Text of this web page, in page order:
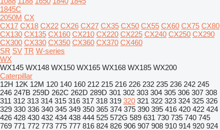
1845C
2050M CX
CX17 CX18 CX22 CX26 CX27 CX35 CX50 CX55 CX60 CX75 CX80
CX130 CX135 CX160 CX210 CX220 CX225 CX240 CX250 CX290
CX300 CX330 CX350 CX360 CX370 CX460
SR SV TR W-series
WX
WX145 WX148 WX150 WX165 WX168 WX185 WX200
Caterpillar
12H 12K 12M 120 140 160 212 215 216 226 232 235 236 242 245
246 247B 259D 262C 262D 289D 301 302 303 304 305 306 307 308
311 312 313 314 315 316 317 318 319 320 321 322 323 324 325 326
329 330 336 340 345 349 350 365 374 375 390 395 416 420 422 424
426 428 430 432 434 438 444 525 572G 589 631 730 735 740 745
769 771 772 773 775 777 816 824 826 906 907 908 910 914 920 924